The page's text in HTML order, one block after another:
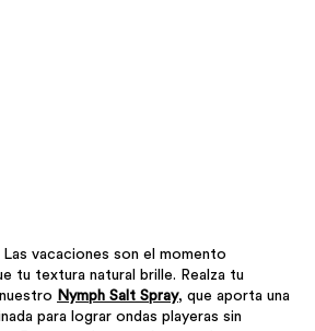
Las vacaciones son el momento
tu textura natural brille. Realza tu
Nymph Salt Spray, que aporta una
para lograr ondas playeras sin